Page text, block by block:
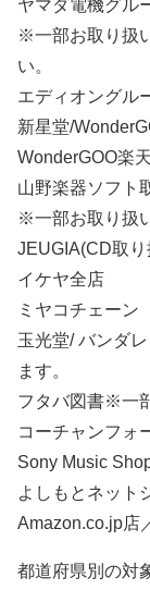
ヤマダ電機グル
※一部お取り扱
い。
エディオングル
新星堂/
WonderGOO楽
山野楽器ソフト
※一部お取り扱
JEUGIA(CD取り
イケヤ全店
ミヤコチェーン
玉光堂/ バンダ
ます。
フタバ図書※一
コーチャンフォ
Sony Music
よしもとネット
Amazon.co.jp店
都道府県別の